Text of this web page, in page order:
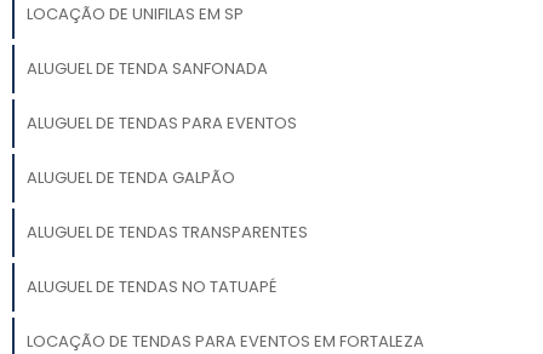
LOCAÇÃO DE UNIFILAS EM SP
ALUGUEL DE TENDA SANFONADA
ALUGUEL DE TENDAS PARA EVENTOS
ALUGUEL DE TENDA GALPÃO
ALUGUEL DE TENDAS TRANSPARENTES
ALUGUEL DE TENDAS NO TATUAPÉ
LOCAÇÃO DE TENDAS PARA EVENTOS EM FORTALEZA